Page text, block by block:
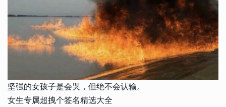
坚强的女孩子是会哭，但绝不会认输。
女生专属超拽个签名精选大全